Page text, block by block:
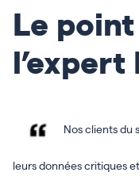
Le
l’expert
Nos clients du
leurs données critiques